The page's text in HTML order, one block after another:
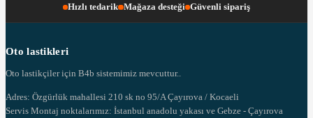
Hızlı tedarik Mağaza desteği Güvenli sipariş
Oto lastikleri
Oto lastikçiler için B4b sistemimiz mevcuttur..
Adres: Özgürlük mahallesi 210 sk no 95/A Çayırova / Kocaeli
Servis Montaj noktalarımız: İstanbul anadolu yakası ve Gebze - Çayırova